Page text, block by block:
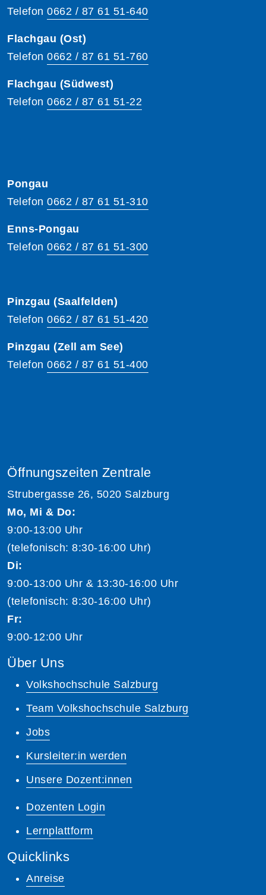
Telefon 0662 / 87 61 51-640
Flachgau (Ost)
Telefon 0662 / 87 61 51-760
Flachgau (Südwest)
Telefon 0662 / 87 61 51-22
Pongau
Telefon 0662 / 87 61 51-310
Enns-Pongau
Telefon 0662 / 87 61 51-300
Pinzgau (Saalfelden)
Telefon 0662 / 87 61 51-420
Pinzgau (Zell am See)
Telefon 0662 / 87 61 51-400
Öffnungszeiten Zentrale
Strubergasse 26, 5020 Salzburg
Mo, Mi & Do:
9:00-13:00 Uhr
(telefonisch: 8:30-16:00 Uhr)
Di:
9:00-13:00 Uhr & 13:30-16:00 Uhr
(telefonisch: 8:30-16:00 Uhr)
Fr:
9:00-12:00 Uhr
Über Uns
Volkshochschule Salzburg
Team Volkshochschule Salzburg
Jobs
Kursleiter:in werden
Unsere Dozent:innen
Dozenten Login
Lernplattform
Quicklinks
Anreise